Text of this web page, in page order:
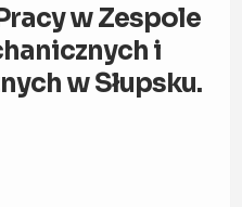
w Zespole
i
w Słupsku.